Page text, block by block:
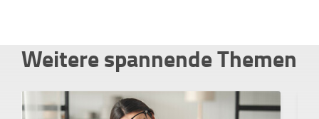
Weitere spannende Themen